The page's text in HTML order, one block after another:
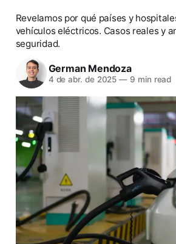
Revelamos por qué países y
vehículos eléctricos. Casos reales y
seguridad.
German Mendoza
4 de abr. de 2025 — 9 min read